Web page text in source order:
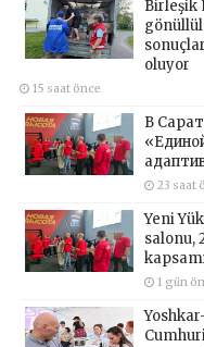
Birleşik
oluyor
15 saat önce
В
23 saat
Yeni
salonu,
1 gün